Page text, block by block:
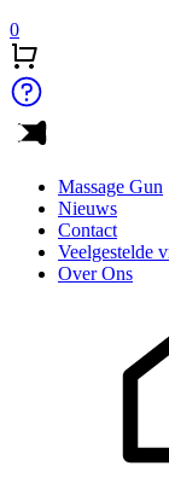
0
Massage Gun
Nieuws
Contact
Veelgestelde
Over Ons